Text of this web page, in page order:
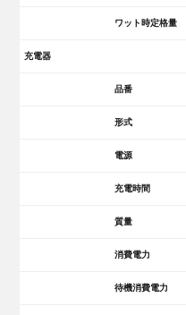
ワット時定格量
充電器
品番
形式
電源
充電時間
質量
消費電力
待機消費電力